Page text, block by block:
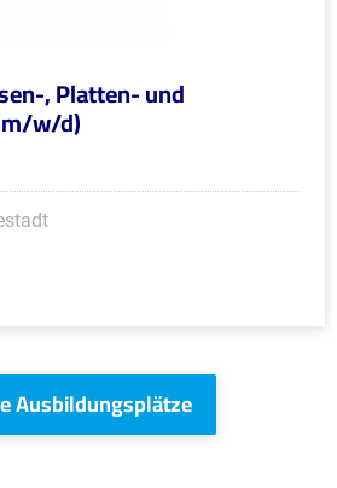
, Platten- und
w/d)
Ausbildungsplätze